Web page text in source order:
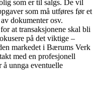
som er til salgs. De vil
som må utføres før et
dokumenter osv.
at transaksjonene skal bli
på det viktige –
markedet i Bærums Verk
med en profesjonell
å unnga eventuelle